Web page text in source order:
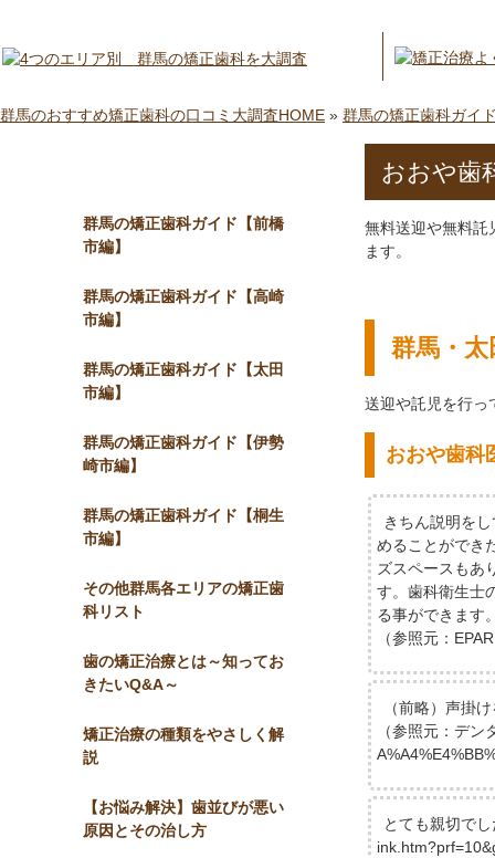
群馬のおすすめ矯正歯科の口コミ大調査HOME » 群馬の矯正歯科ガイ
おおや歯
無料送迎や無料託
ます。
群馬・
送迎や託児を行っ
おおや歯科
きちん説明を
めることができ
ズスペースもあ
す。歯科衛生士
る事ができます
（参照元：
（前略）声掛
（参照元：デ
とても親切で
群馬の矯正歯科ガイド【前橋
市編】
群馬の矯正歯科ガイド【高崎
市編】
群馬の矯正歯科ガイド【太田
市編】
群馬の矯正歯科ガイド【伊勢
崎市編】
群馬の矯正歯科ガイド【桐生
市編】
その他群馬各エリアの矯正歯
科リスト
歯の矯正治療とは～知ってお
きたいQ&A～
矯正治療の種類をやさしく解
説
【お悩み解決】歯並びが悪い
原因とその治し方